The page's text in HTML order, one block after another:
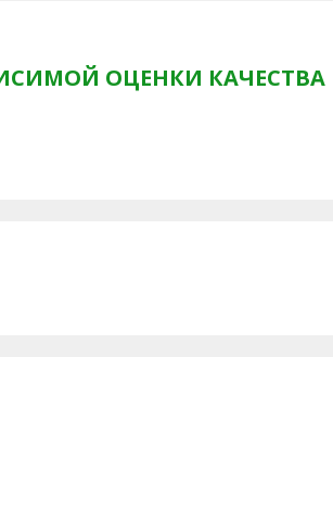
ОЦЕНКИ КАЧЕСТВА